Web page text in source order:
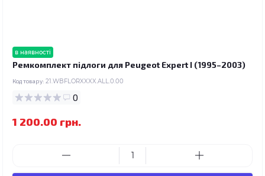
в наявності
Ремкомплект підлоги для Peugeot Expert I (1995–2003)
Код товару: 21.WBFLORXXXX.ALL.0.00
0
1 200.00 грн.